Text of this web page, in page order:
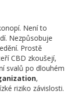
Není to
Nezpůsobuje
Prostě
CBD zkoušejí,
svalů po dlouhém
,
riziko závislosti.